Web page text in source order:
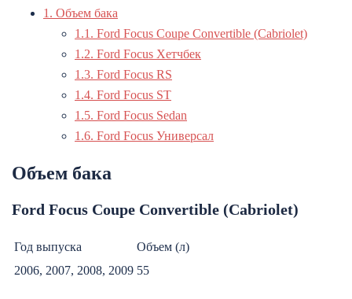
1. Объем бака
1.1. Ford Focus Coupe Convertible (Cabriolet)
1.2. Ford Focus Хетчбек
1.3. Ford Focus RS
1.4. Ford Focus ST
1.5. Ford Focus Sedan
1.6. Ford Focus Универсал
Объем бака
Ford Focus Coupe Convertible (Cabriolet)
Год выпуска
Объем (л)
2006, 2007, 2008, 2009 55